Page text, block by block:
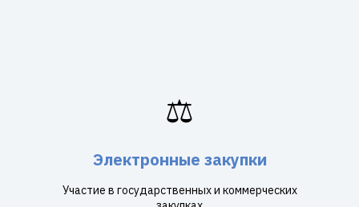
⚖️
Электронные закупки
Участие в государственных и коммерческих